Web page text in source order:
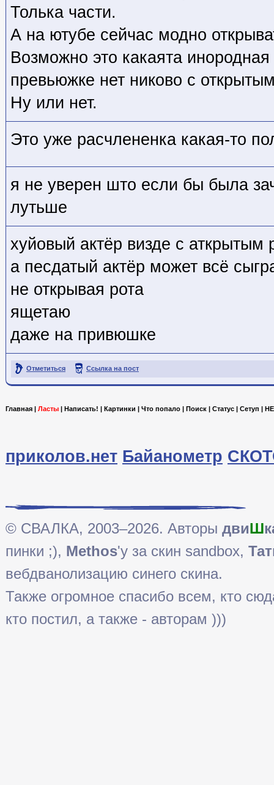
Толька части.
А на ютубе сейчас модно
Возможно это какаята
превьюжке нет никово с
Ну или нет.
Это уже расчлененка какая-то
я не уверен што если бы была
лутьше
хуйовый актёр визде с аткрытым
а песдатый актёр может всё
не открывая рота
ящетаю
даже на привюшке
Отметиться Ссылка на пост
Главная | Ласты | Написать! | Картинки | Что попало | Поиск | Статус | Сетуп |
приколов.нет Байанометр
© СВАЛКА, 2003–2026. Авторы двиШ
пинки ;), Methos'у за скин sandbox,
вебдванолизацию синего скина.
Также огромное спасибо всем, кто
кто постил, а также - авторам )))